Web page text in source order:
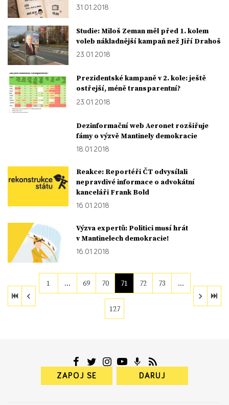
31. 01. 2018
Studie: Miloš Zeman měl před 1. kolem
voleb nákladnější kampaň než Jiří Drahoš
23. 01. 2018
Prezidentské kampaně v 2. kole: ještě
ostřejší, méně transparentní?
23. 01. 2018
Dezinformační web Aeronet rozšiřuje
fámy o výzvě Mantinely demokracie
18. 01. 2018
Reakce: Reportéři ČT odvysílali
nepravdivé informace o advokátní
kanceláři Frank Bold
16. 01. 2018
Výzva expertů: Politici musí hrát
v Mantinelech demokracie!
16. 01. 2018
1 … 69 70 71 72 73 …
127
ZAPOJ SE DARUJ